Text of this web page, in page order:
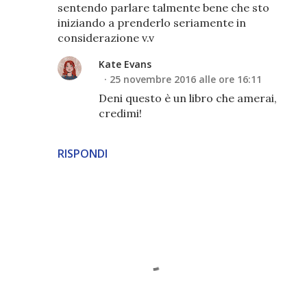
sentendo parlare talmente bene che sto
iniziando a prenderlo seriamente in
considerazione v.v
RISPONDI
Kate Evans
25 novembre 2016 alle ore 16:11
Deni questo è un libro che amerai,
credimi!